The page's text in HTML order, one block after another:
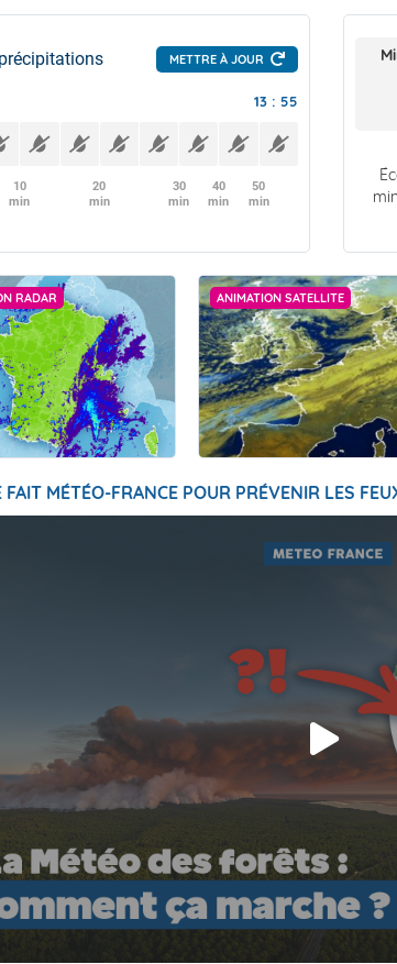
METTRE À JOUR
13 : 55
10
min
20
min
30
min
40
min
50
min
RADAR ANIMATION SATELLITE
FAIT MÉTÉO-FRANCE POUR PRÉVENIR LES